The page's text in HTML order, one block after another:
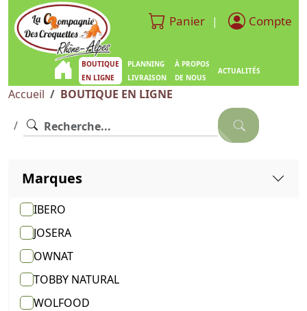
Panier | Compte
BOUTIQUE
EN LIGNE
PLANNING
LIVRAISON
À PROPOS
DE NOUS
ACTUALITÉS
Accueil BOUTIQUE EN LIGNE
Marques
IBERO
JOSERA
OWNAT
TOBBY NATURAL
WOLFOOD